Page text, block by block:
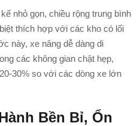
nhỏ gọn, chiều rộng trung bình
thích hợp với các kho có lối
này, xe nâng dễ dàng di
các không gian chật hẹp,
30% so với các dòng xe lớn
Bền Bỉ, Ổn